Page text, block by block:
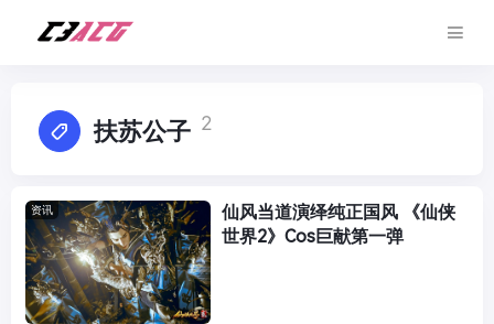
扶苏公子 2
资讯
仙风当道演绎纯正国风 《仙侠
世界2》Cos巨献第一弹